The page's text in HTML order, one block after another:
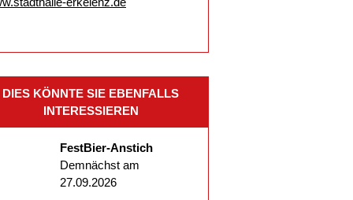
DIES KÖNNTE SIE EBENFALLS
INTERESSIEREN
FestBier-Anstich
Demnächst am
27.09.2026